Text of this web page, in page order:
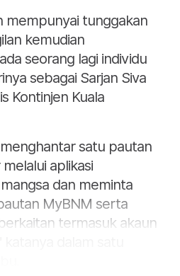
mempunyai tunggakan
kemudian
seorang lagi individu
sebagai Sarjan Siva
Kontinjen Kuala
satu pautan
aplikasi
dan meminta
MyBNM serta
termasuk akaun